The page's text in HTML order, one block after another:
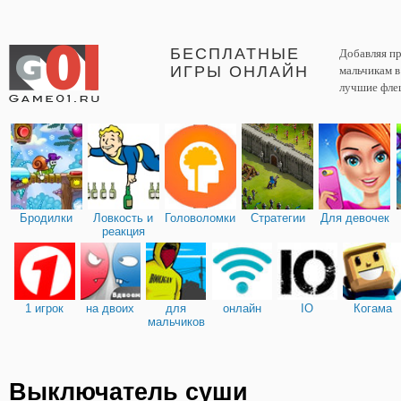
БЕСПЛАТНЫЕ
ИГРЫ ОНЛАЙН
Добавляя
мальчикам
лучшие
Бродилки
Ловкость и
реакция
Головоломки Стратегии Для девочек
1 игрок на двоих
для
мальчиков
онлайн IO Когама
Выключатель суши